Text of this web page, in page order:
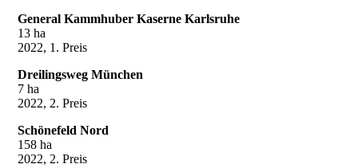
General Kammhuber Kaserne Karlsruhe
13 ha
2022, 1. Preis
Dreilingsweg München
7 ha
2022, 2. Preis
Schönefeld Nord
158 ha
2022, 2. Preis